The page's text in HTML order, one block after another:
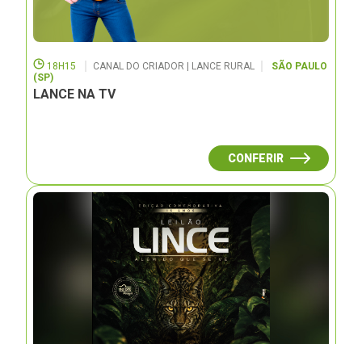
18H15 CANAL DO CRIADOR | LANCE RURAL
SÃO PAULO
(SP)
LANCE NA TV
CONFERIR